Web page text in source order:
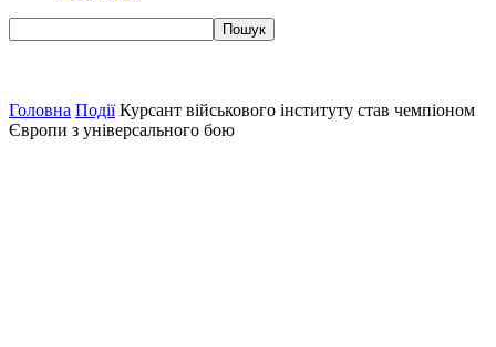
Головна Події Курсант військового інституту став чемпіоном
Європи з універсального бою